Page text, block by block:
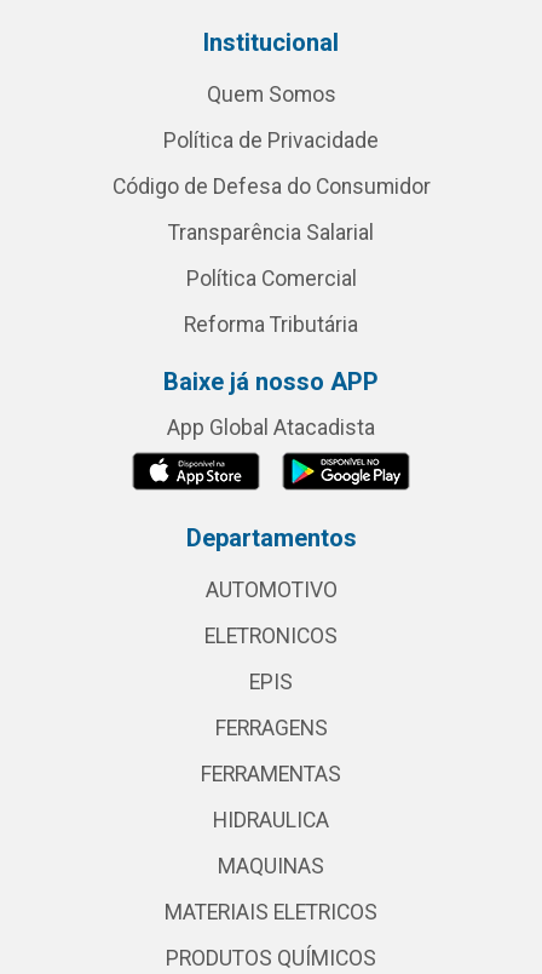
Institucional
Quem Somos
Política de Privacidade
Código de Defesa do Consumidor
Transparência Salarial
Política Comercial
Reforma Tributária
Baixe já nosso APP
App Global Atacadista
Departamentos
AUTOMOTIVO
ELETRONICOS
EPIS
FERRAGENS
FERRAMENTAS
HIDRAULICA
MAQUINAS
MATERIAIS ELETRICOS
PRODUTOS QUÍMICOS